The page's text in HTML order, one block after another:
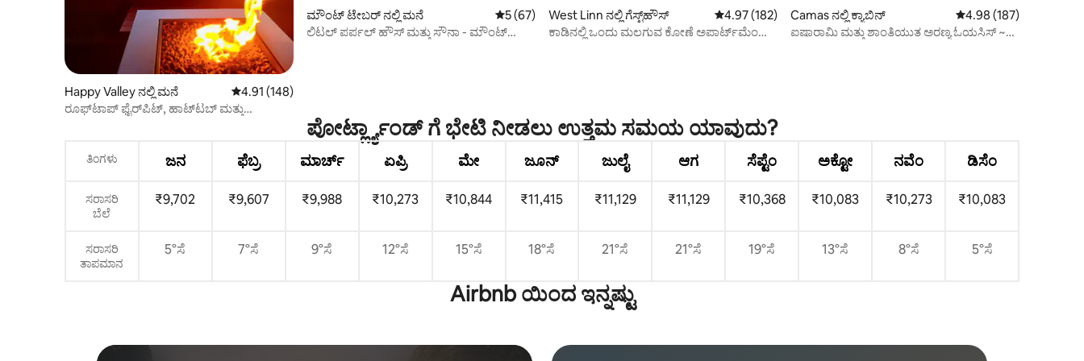
Happy Valley ನಲ್ಲಿ ಮನೆ 5 ರಲ್ಲಿ 4.91 ಸರಾಸರಿ ರೇಟಿಂಗ್, 148 ವಿಮರ್ಶೆಗಳು
4.91 (148)
ರೂಫ್‌ಟಾಪ್ ಫೈರ್‌ಪಿಟ್, ಹಾಟ್‌ಟಬ್ ಮತ್ತು
ಮೌಂಟ್ ಟೇಬರ್ ನಲ್ಲಿ ಮನೆ 5 ರಲ್ಲಿ 5 ಸರಾಸರಿ ರೇಟಿಂಗ್, 67 ವಿಮರ್ಶೆಗಳು
5 (67)
ಲಿಟಲ್ ಪರ್ಪಲ್ ಹೌಸ್ ಮತ್ತು ಸೌನಾ - ಮೌಂಟ್
West Linn ನಲ್ಲಿ ಗೆಸ್ಟ್‌ಹೌಸ್ 5 ರಲ್ಲಿ 4.97 ಸರಾಸರಿ ರೇಟಿಂಗ್, 182 ವಿಮರ್ಶೆಗಳು
4.97 (182)
ಕಾಡಿನಲ್ಲಿ ಒಂದು ಮಲಗುವ ಕೋಣೆ ಅಪಾರ್ಟ್‌ಮೆಂಟ್
Camas ನಲ್ಲಿ ಕ್ಯಾಬಿನ್ 5 ರಲ್ಲಿ 4.98 ಸರಾಸರಿ
4.98 (187)
ಐಷಾರಾಮಿ ಮತ್ತು ಶಾಂತಿಯುತ ಅರಣ್ಯ ಓಯಸಿಸ್ ~
ಪೋರ್ಟ್ಲ್ಯಾಂಡ್ ಗೆ ಭೇಟಿ ನೀಡಲು ಉತ್ತಮ ಸಮಯ ಯಾವುದು?
ತಿಂಗಳು ಜನ ಫೆಬ್ರ ಮಾರ್ಚ್ ಏಪ್ರಿ ಮೇ ಜೂನ್ ಜುಲೈ ಆಗ ಸೆಪ್ಟೆಂ ಅಕ್ಟೋ ನವೆಂ ಡಿಸೆಂ
ಸರಾಸರಿ
ಬೆಲೆ
₹9,702 ₹9,607 ₹9,988 ₹10,273 ₹10,844 ₹11,415 ₹11,129 ₹11,129 ₹10,368 ₹10,083 ₹10,273 ₹10,083
ಸರಾಸರಿ
ತಾಪಮಾನ
5°ಸೆ 7°ಸೆ 9°ಸೆ 12°ಸೆ 15°ಸೆ 18°ಸೆ 21°ಸೆ 21°ಸೆ 19°ಸೆ 13°ಸೆ 8°ಸೆ 5°ಸೆ
Airbnb ಯಿಂದ ಇನ್ನಷ್ಟು